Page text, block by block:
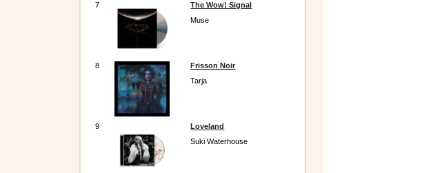
7
The Wow! Signal
Muse
8
Frisson Noir
Tarja
9
Loveland
Suki Waterhouse